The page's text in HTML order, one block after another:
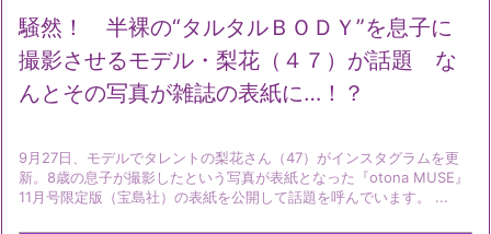
騒然！ 半裸の“タルタルＢＯＤＹ”を息子に
撮影させるモデル・梨花（４７）が話題 な
んとその写真が雑誌の表紙に…！？
9月27日、モデルでタレントの梨花さん（47）がインスタグラムを更
新。8歳の息子が撮影したという写真が表紙となった『otona MUSE』
11月号限定版（宝島社）の表紙を公開して話題を呼んでいます。 ...